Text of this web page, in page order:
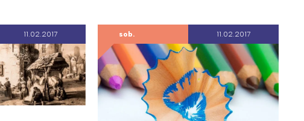
11.02.2017 sob. 11.02.2017